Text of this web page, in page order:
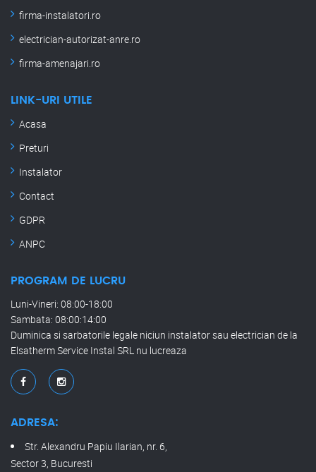
firma-instalatori.ro
electrician-autorizat-anre.ro
firma-amenajari.ro
LINK-URI UTILE
Acasa
Preturi
Instalator
Contact
GDPR
ANPC
PROGRAM DE LUCRU
Luni-Vineri: 08:00-18:00
Sambata: 08:00:14:00
Duminica si sarbatorile legale niciun instalator sau electrician de la
Elsatherm Service Instal SRL nu lucreaza
ADRESA:
Str. Alexandru Papiu Ilarian, nr. 6,
Sector 3, Bucuresti